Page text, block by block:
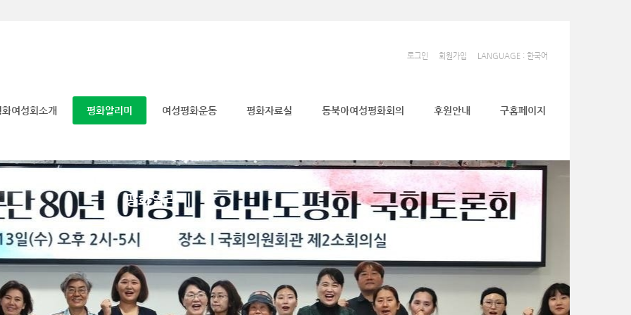
로그인 회원가입 LANGUAGE : 한국어
화여성회소개 평화알리미 여성평화운동 평화자료실 동북아여성평화회의 후원안내 구홈페이지
평화알리미